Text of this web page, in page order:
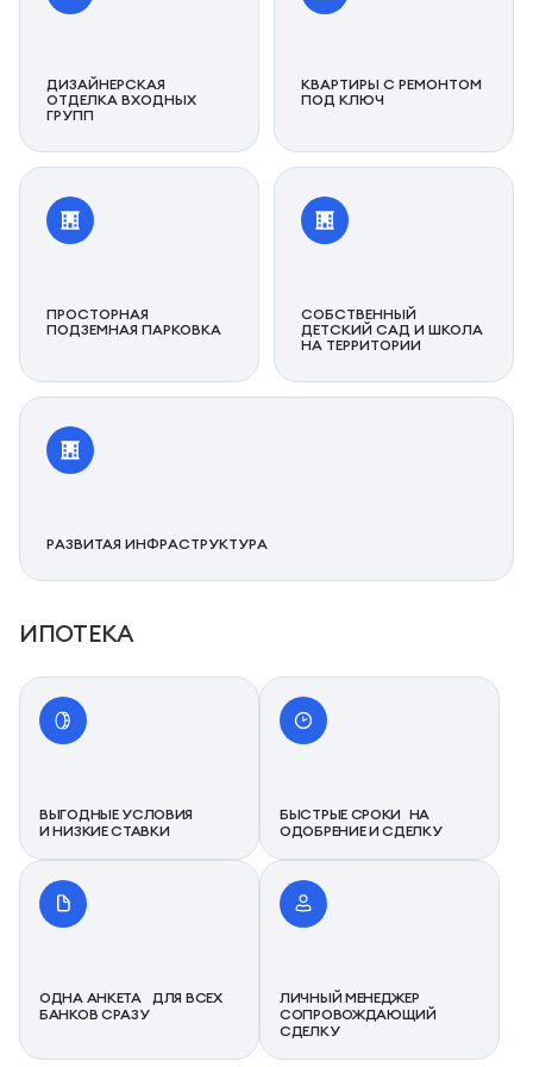
ДИЗАЙНЕРСКАЯ
ОТДЕЛКА ВХОДНЫХ
ГРУПП
КВАРТИРЫ С РЕМОНТОМ
ПОД КЛЮЧ
ПРОСТОРНАЯ
ПОДЗЕМНАЯ ПАРКОВКА
СОБСТВЕННЫЙ
ДЕТСКИЙ САД И ШКОЛА
НА ТЕРРИТОРИИ
РАЗВИТАЯ ИНФРАСТРУКТУРА
ИПОТЕКА
ВЫГОДНЫЕ УСЛОВИЯ
И НИЗКИЕ СТАВКИ
БЫСТРЫЕ СРОКИ НА
ОДОБРЕНИЕ И СДЕЛКУ
ОДНА АНКЕТА ДЛЯ ВСЕХ
БАНКОВ СРАЗУ
ЛИЧНЫЙ МЕНЕДЖЕР
СОПРОВОЖДАЮЩИЙ
СДЕЛКУ